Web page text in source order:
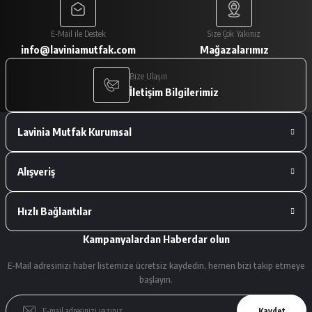
Paketleme çok iyiydi. Ürünler tam
istediğimiz gibiydi.
A... V... | 29/01/2026
Deneyimini Paylaş
E-Mail ile Destek
info@laviniamutfak.com
Size Çok Yakınız
Mağazalarımız
Bize Ulaşın
İletişim Bilgilerimiz
Lavinia Mutfak Kurumsal
Alışveriş
Hızlı Bağlantılar
Kampanyalardan Haberdar olun
E-Mail adresinizi haber listemize ücretsiz kaydedin, hemen bizi takip etmeye
başlayın.